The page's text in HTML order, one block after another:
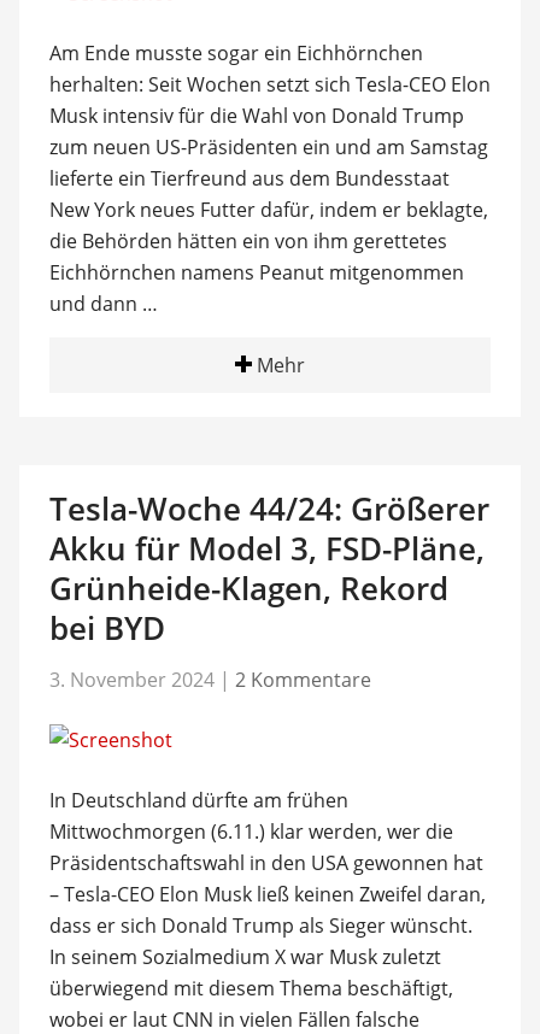
Am Ende musste sogar ein Eichhörnchen
herhalten: Seit Wochen setzt sich Tesla-CEO Elon
Musk intensiv für die Wahl von Donald Trump
zum neuen US-Präsidenten ein und am Samstag
lieferte ein Tierfreund aus dem Bundesstaat
New York neues Futter dafür, indem er beklagte,
die Behörden hätten ein von ihm gerettetes
Eichhörnchen namens Peanut mitgenommen
und dann …
Mehr
Tesla-Woche 44/24: Größerer
Akku für Model 3, FSD-Pläne,
Grünheide-Klagen, Rekord
bei BYD
3. November 2024 | 2 Kommentare
In Deutschland dürfte am frühen
Mittwochmorgen (6.11.) klar werden, wer die
Präsidentschaftswahl in den USA gewonnen hat
– Tesla-CEO Elon Musk ließ keinen Zweifel daran,
dass er sich Donald Trump als Sieger wünscht.
In seinem Sozialmedium X war Musk zuletzt
überwiegend mit diesem Thema beschäftigt,
wobei er laut CNN in vielen Fällen falsche